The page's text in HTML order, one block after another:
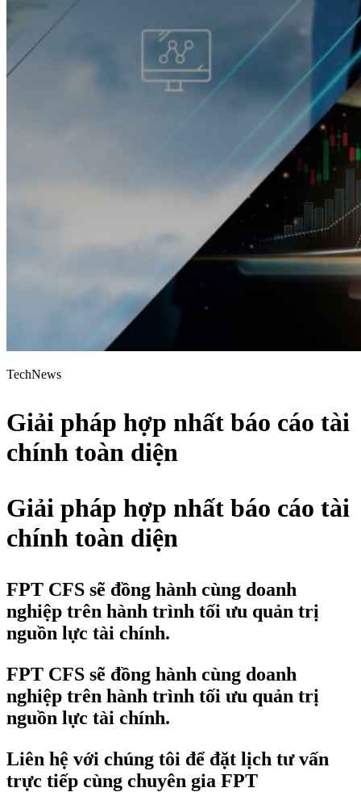
TechNews
Giải pháp hợp nhất báo cáo tài
chính toàn diện
Giải pháp hợp nhất báo cáo tài
chính toàn diện
FPT CFS sẽ đồng hành cùng doanh
nghiệp trên hành trình tối ưu quản trị
nguồn lực tài chính.
FPT CFS sẽ đồng hành cùng doanh
nghiệp trên hành trình tối ưu quản trị
nguồn lực tài chính.
Liên hệ với chúng tôi để đặt lịch tư vấn
trực tiếp cùng chuyên gia FPT